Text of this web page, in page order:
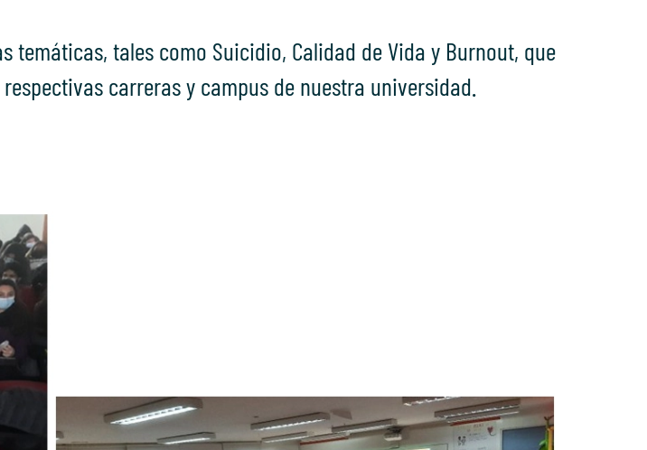
temáticas, tales como Suicidio, Calidad de Vida y Burnout, que
carreras y campus de nuestra universidad.